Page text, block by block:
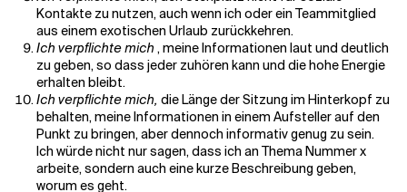
Kontakte zu nutzen, auch wenn ich oder ein Teammitglied
aus einem exotischen Urlaub zurückkehren.
Ich verpflichte mich , meine Informationen laut und deutlich
zu geben, so dass jeder zuhören kann und die hohe Energie
erhalten bleibt.
Ich verpflichte mich, die Länge der Sitzung im Hinterkopf zu
behalten, meine Informationen in einem Aufsteller auf den
Punkt zu bringen, aber dennoch informativ genug zu sein.
Ich würde nicht nur sagen, dass ich an Thema Nummer x
arbeite, sondern auch eine kurze Beschreibung geben,
worum es geht.